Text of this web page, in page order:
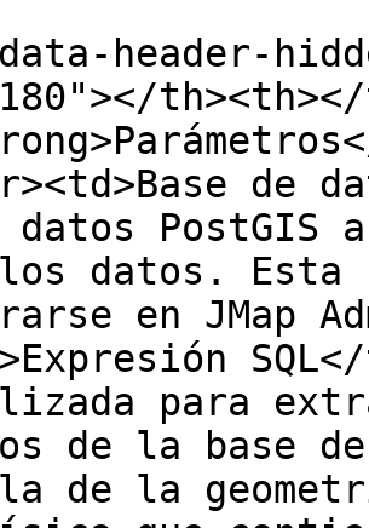
header-
de
datos
datos. Esta
en JMap
para
de la base
de la